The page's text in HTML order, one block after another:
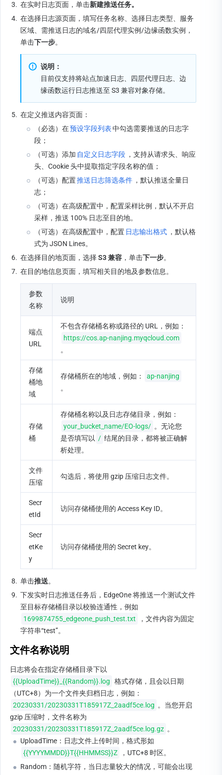
3. 在实时日志页面，单击新建推送任务。
4. 在选择日志源页面，填写任务名称、选择日志类型、服务
区域、需推送日志的域名/四层代理实例/边缘函数实例，
单击下一步。
说明：
目前仅支持将站点加速日志、四层代理日志、边
缘函数运行日志推送至 S3 兼容对象存储。
5. 在定义推送内容页面：
（必选）在预设字段列表中勾选需要推送的日志字
段；
（可选）添加 自定义日志字段 ，支持从请求头、响应
头、Cookie 头中提取指定字段名称的值；
（可选）配置推送日志筛选条件 ，默认推送全量日
志；
（可选）在高级配置中，配置采样比例，默认不开启
采样，推送 100% 日志至目的地。
（可选）在高级配置中，配置 日志输出格式 ，默认格
式为 JSON Lines。
6. 在选择目的地页面，选择 S3 兼容 ，单击下一步。
7. 在目的地信息页面，填写相关目的地及参数信息。
参数
名称
说明
端点
URL
不包含存储桶名称或路径的 URL，例如：
https://cos.ap-nanjing.myqcloud.com
。
存储
桶地
域
存储桶所在的地域，例如：
ap-nanjing
。
存储
桶
存储桶名称以及日志存储目录，例如：
your_bucket_name/EO-logs/ 。无论您
是否填写以 / 结尾的目录，都将被正确解
析处理。
文件
压缩
勾选后，将使用 gzip 压缩日志文件。
Secr
etId
访问存储桶使用的 Access Key ID。
Secr
etKe
y
访问存储桶使用的 Secret key。
8. 单击推送。
9. 下发实时日志推送任务后，EdgeOne 将推送一个测试文件
至目标存储桶目录以校验连通性，例如
1699874755_edgeone_push_test.txt
，文件内容为固定
字符串“test”。
文件名称说明
日志将会在指定存储桶目录下以
{{UploadTime}}_{{Random}}.log
格式存储，且会以日期
（UTC+8）为一个文件夹归档日志，例如：
20230331/20230331T185917Z_2aadf5ce.log 。当您开启
gzip 压缩时，文件名称为
20230331/20230331T185917Z_2aadf5ce.log.gz 。
UploadTime：日志文件上传时间，格式形如
{{YYYYMMDD}}T{{HHMMSS}}Z
，UTC+8 时区。
Random：随机字符，当日志量较大的情况，可能会出现